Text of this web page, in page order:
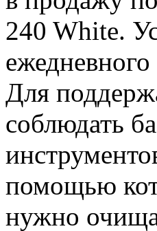
240 White.
Для
соблюдать
помощью
нужно